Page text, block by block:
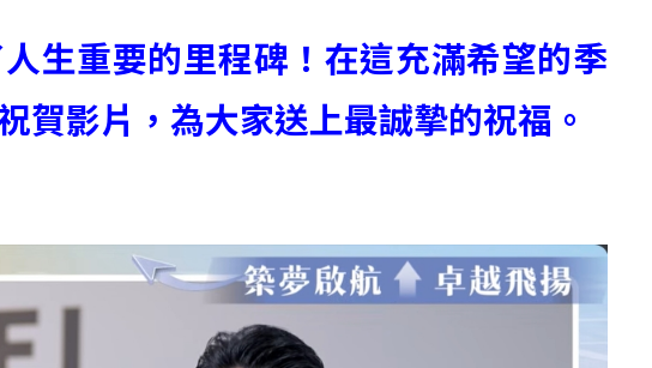
生重要的里程碑！在這充滿希望的季
賀影片，為大家送上最誠摯的祝福。